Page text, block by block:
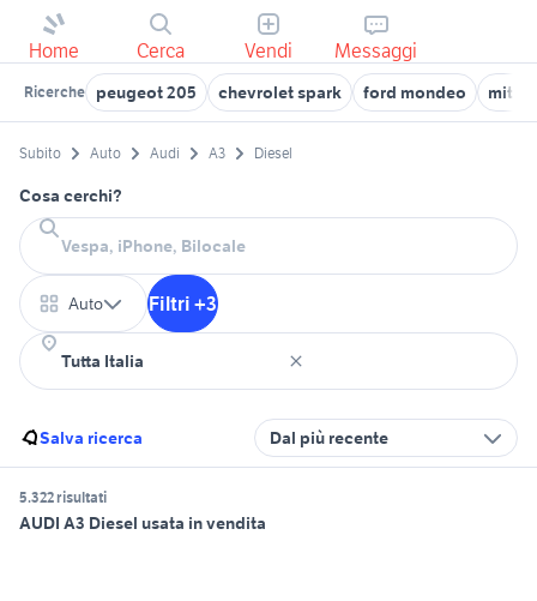
Home Cerca Vendi Messaggi
Ricerche peugeot 205 chevrolet spark ford mondeo
Subito Auto Audi A3 Diesel
Cosa cerchi?
Auto Filtri +3
Salva ricerca Dal più recente
5.322 risultati
AUDI A3 Diesel usata in vendita